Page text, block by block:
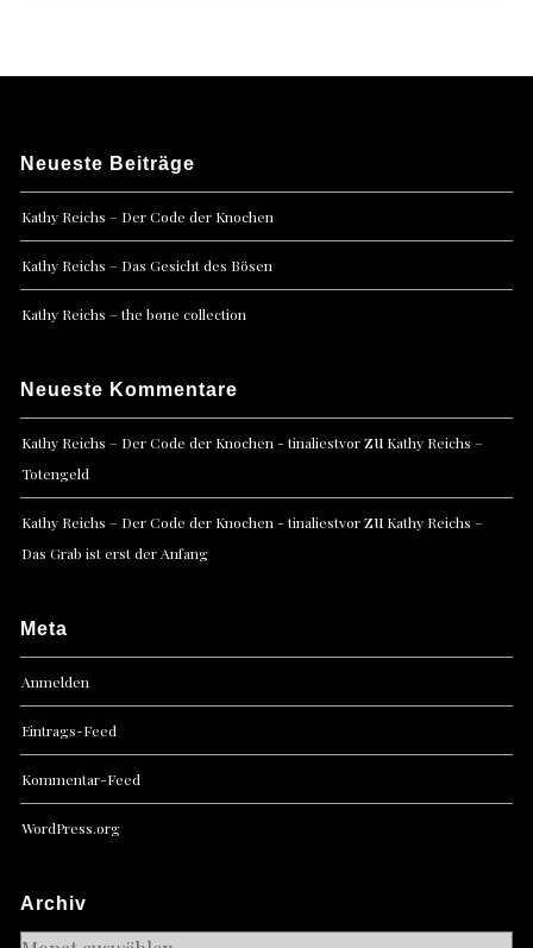
Neueste Beiträge
Kathy Reichs – Der Code der Knochen
Kathy Reichs – Das Gesicht des Bösen
Kathy Reichs – the bone collection
Neueste Kommentare
Kathy Reichs – Der Code der Knochen - tinaliestvorzu Kathy Reichs –
Totengeld
Kathy Reichs – Der Code der Knochen - tinaliestvorzu Kathy Reichs –
Das Grab ist erst der Anfang
Meta
Anmelden
Eintrags-Feed
Kommentar-Feed
WordPress.org
Archiv